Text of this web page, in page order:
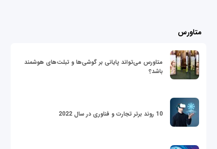
متاورس
متاورس می‌تواند پایانی بر گوشی‌ها و تبلت‌های هوشمند
باشد؟
10 روند برتر تجارت و فناوری در سال 2022